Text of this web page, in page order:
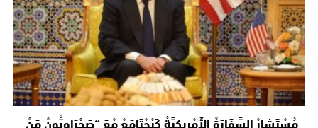
مُسْتَشَارْ السَّفَارَةْ الأَمْرِيكِيَّةْ كَيْجْتَامَعْ مْعَ “صَحْرَاوِيُّونْ مَنْ